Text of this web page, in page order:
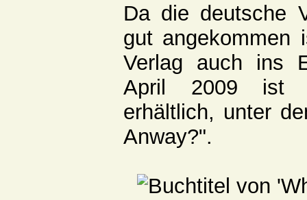
Da die deutsche
gut angekommen
Verlag auch ins
April 2009 ist
erhältlich, unter
Anway?".